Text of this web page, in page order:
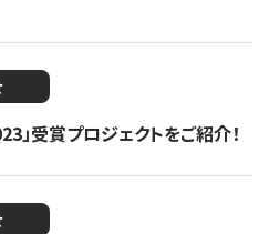
」受賞プロジェクトをご紹介！